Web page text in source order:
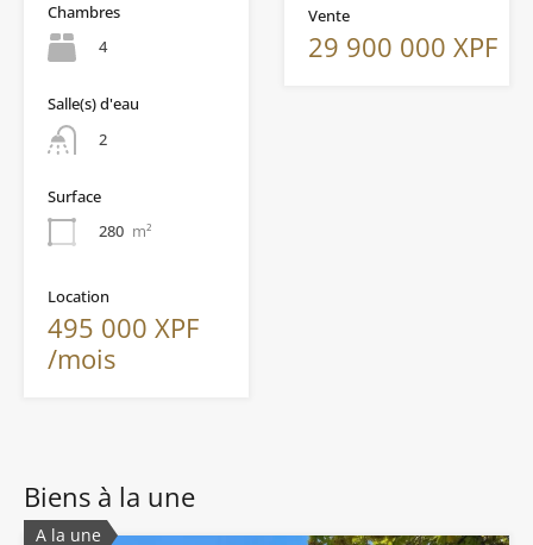
Chambres
4
Salle(s) d'eau
2
Surface
280 m²
Location
495 000 XPF
/mois
Vente
29 900 000 XPF
Biens à la une
A la une